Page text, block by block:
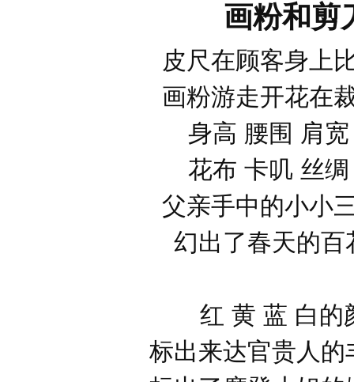
画粉和剪
皮尺在顾客身上
画粉游走开花在
身高 腰围 肩
花布 卡叽 丝
父亲手中的小小
幻出了春天的百
红 黄 蓝 白的
标出来达官贵人的